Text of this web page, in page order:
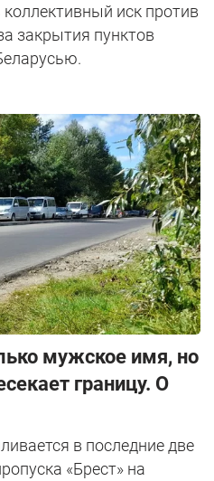
иск против
закрытия пунктов
мужское имя, но
границу. О
в последние две
«Брест» на